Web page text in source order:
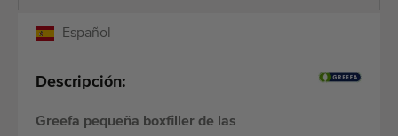
Español
Descripción:
Greefa pequeña boxfiller de las